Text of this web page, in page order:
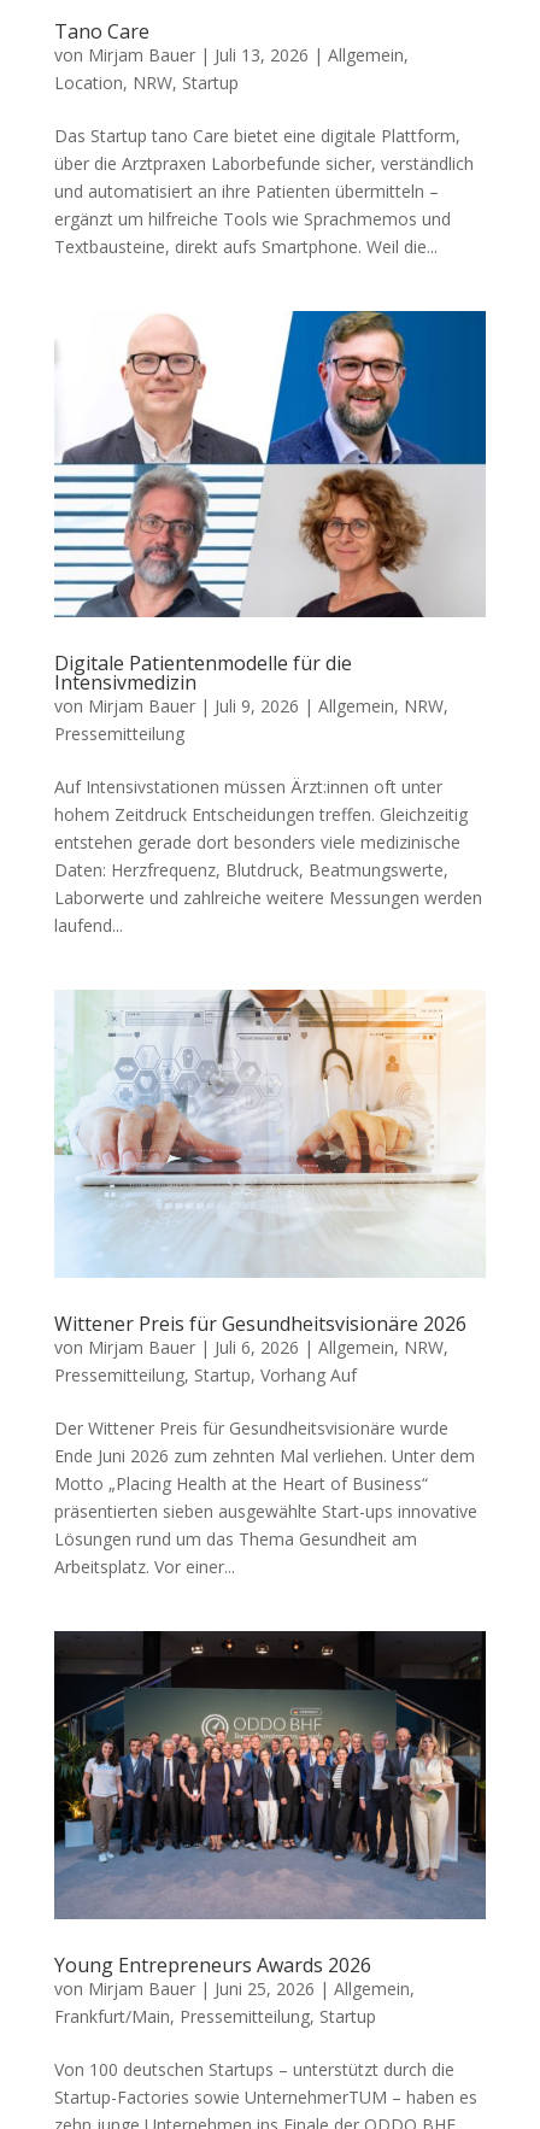
Tano Care
von Mirjam Bauer| Juli 13, 2026 | Allgemein,
Location, NRW, Startup
Das Startup tano Care bietet eine digitale Plattform,
über die Arztpraxen Laborbefunde sicher, verständlich
und automatisiert an ihre Patienten übermitteln –
ergänzt um hilfreiche Tools wie Sprachmemos und
Textbausteine, direkt aufs Smartphone. Weil die...
Digitale Patientenmodelle für die
Intensivmedizin
von Mirjam Bauer| Juli 9, 2026 | Allgemein, NRW,
Pressemitteilung
Auf Intensivstationen müssen Ärzt:innen oft unter
hohem Zeitdruck Entscheidungen treffen. Gleichzeitig
entstehen gerade dort besonders viele medizinische
Daten: Herzfrequenz, Blutdruck, Beatmungswerte,
Laborwerte und zahlreiche weitere Messungen werden
laufend...
Wittener Preis für Gesundheitsvisionäre 2026
von Mirjam Bauer| Juli 6, 2026 | Allgemein, NRW,
Pressemitteilung, Startup, Vorhang Auf
Der Wittener Preis für Gesundheitsvisionäre wurde
Ende Juni 2026 zum zehnten Mal verliehen. Unter dem
Motto „Placing Health at the Heart of Business“
präsentierten sieben ausgewählte Start-ups innovative
Lösungen rund um das Thema Gesundheit am
Arbeitsplatz. Vor einer...
Young Entrepreneurs Awards 2026
von Mirjam Bauer| Juni 25, 2026 | Allgemein,
Frankfurt/Main, Pressemitteilung, Startup
Von 100 deutschen Startups – unterstützt durch die
Startup-Factories sowie UnternehmerTUM – haben es